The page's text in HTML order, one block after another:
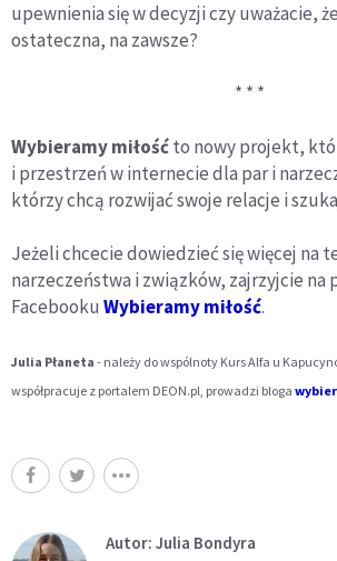
upewnienia się w decyzji czy uważacie,
ostateczna, na zawsze?
* * *
Wybieramy miłośćto nowy projekt,
i przestrzeń w internecie dla par i
którzy chcą rozwijać swoje relacje i
Jeżeli chcecie dowiedzieć się więcej na
narzeczeństwa i związków, zajrzyjcie na
Facebooku Wybieramy miłość.
Julia Płaneta - należy do wspólnoty Kurs Alfa u
współpracuje z portalem DEON.pl, prowadzi bloga
Autor: Julia Bondyra